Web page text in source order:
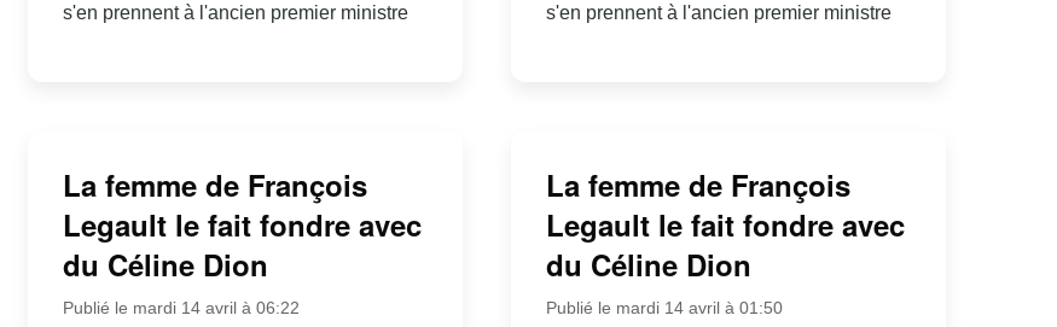
s'en prennent à l'ancien premier ministre
s'en prennent à l'ancien premier ministre
La femme de François
Legault le fait fondre avec
du Céline Dion
Publié le mardi 14 avril à 06:22
La femme de François
Legault le fait fondre avec
du Céline Dion
Publié le mardi 14 avril à 01:50